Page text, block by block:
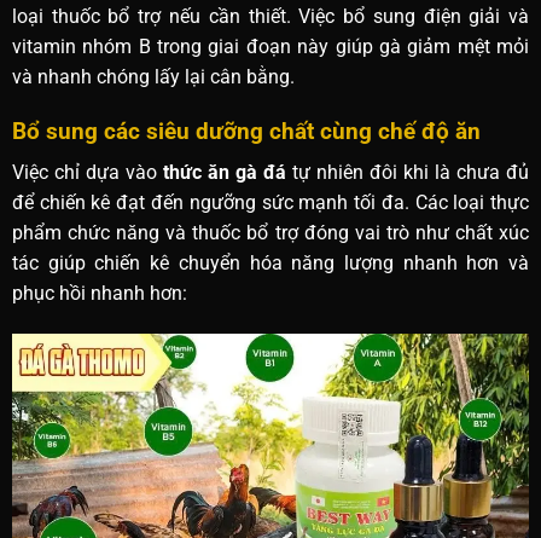
loại thuốc bổ trợ nếu cần thiết. Việc bổ sung điện giải và
vitamin nhóm B trong giai đoạn này giúp gà giảm mệt mỏi
và nhanh chóng lấy lại cân bằng.
Bổ sung các siêu dưỡng chất cùng chế độ ăn
Việc chỉ dựa vào thức ăn gà đá tự nhiên đôi khi là chưa đủ
để chiến kê đạt đến ngưỡng sức mạnh tối đa. Các loại thực
phẩm chức năng và thuốc bổ trợ đóng vai trò như chất xúc
tác giúp chiến kê chuyển hóa năng lượng nhanh hơn và
phục hồi nhanh hơn: